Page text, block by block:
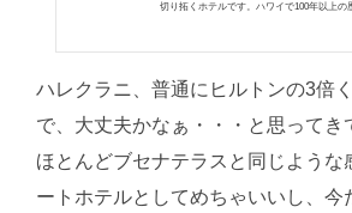
切り拓くホテルです。ハワイで100年以上の
ハレクラニ、普通にヒルトンの3倍
で、大丈夫かなぁ・・・と思ってき
ほとんどブセナテラスと同じような
ートホテルとしてめちゃいいし、今